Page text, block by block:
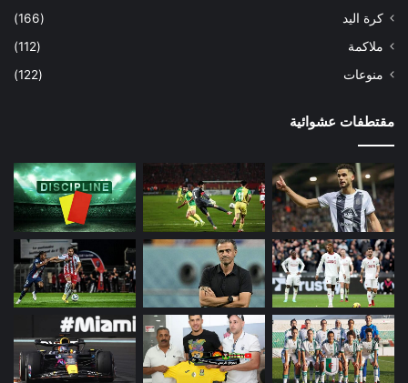
كرة اليد
(166)
ملاكمة
(112)
منوعات
(122)
مقتطفات عشوائية